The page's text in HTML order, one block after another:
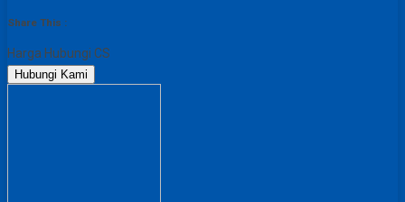
Share This :
Harga Hubungi CS
Hubungi Kami